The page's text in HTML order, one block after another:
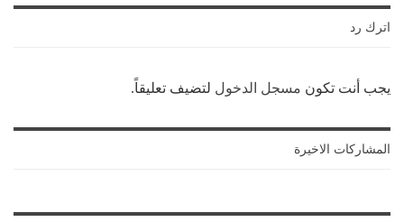
اترك رد
يجب أنت تكون مسجل الدخول لتضيف تعليقاً.
المشاركات الاخيرة